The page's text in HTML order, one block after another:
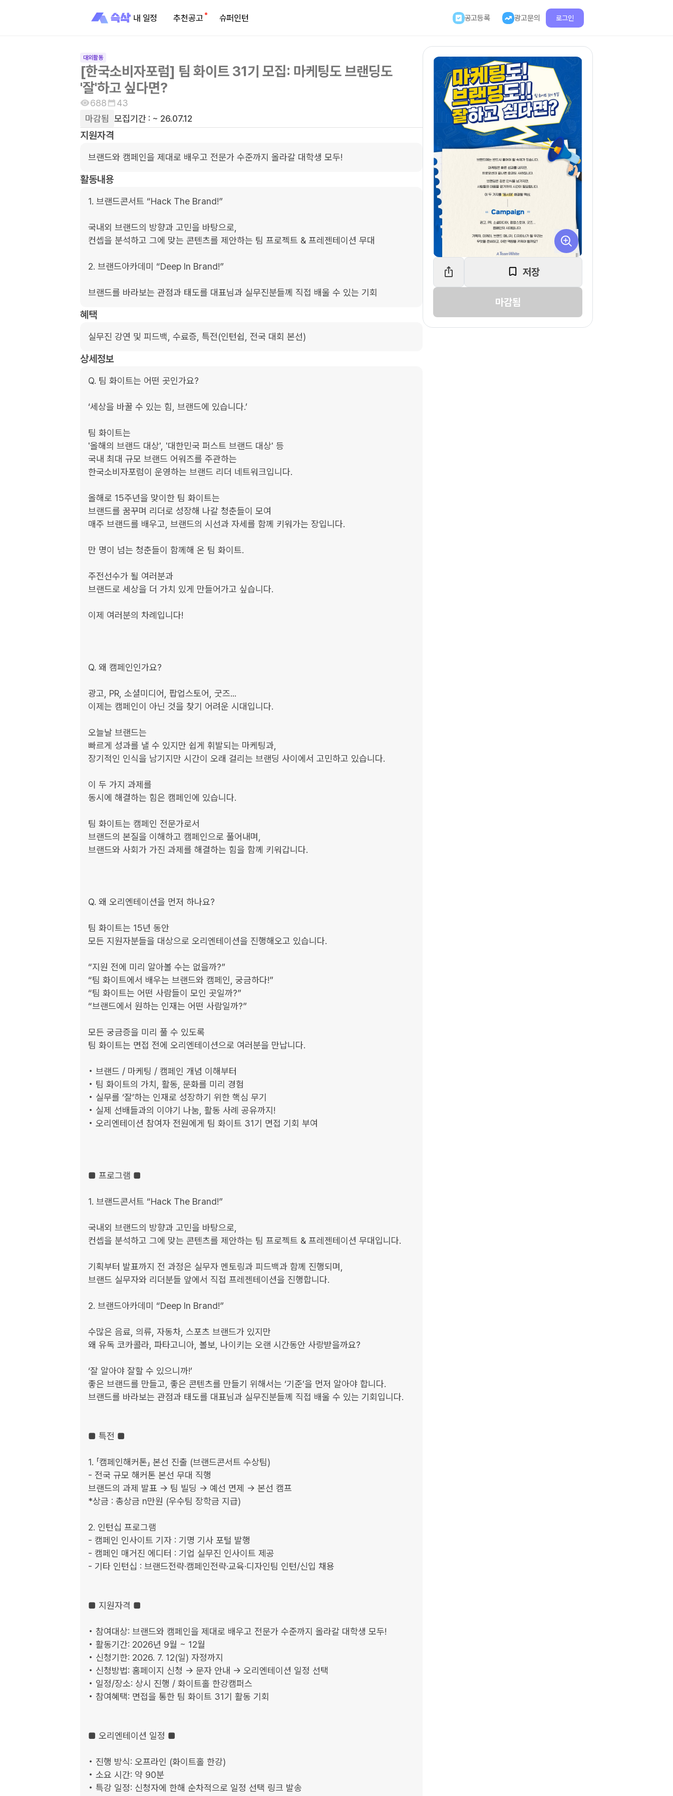
내 일정 추천공고 슈퍼인턴 공고등록 광고문의 로그인
대외활동
[한국소비자포럼] 팀 화이트 31기 모집: 마케팅도 브랜딩도
'잘'하고 싶다면?
688
43
마감됨 모집기간 : ~ 26.07.12
지원자격
브랜드와 캠페인을 제대로 배우고 전문가 수준까지 올라갈 대학생 모두!
활동내용
1. 브랜드콘서트 “Hack The Brand!”
국내외 브랜드의 방향과 고민을 바탕으로,
컨셉을 분석하고 그에 맞는 콘텐츠를 제안하는 팀 프로젝트 & 프레젠테이션 무대
2. 브랜드아카데미 “Deep In Brand!”
브랜드를 바라보는 관점과 태도를 대표님과 실무진분들께 직접 배울 수 있는 기회
혜택
실무진 강연 및 피드백, 수료증, 특전(인턴쉽, 전국 대회 본선)
상세정보
Q. 팀 화이트는 어떤 곳인가요?
‘세상을 바꿀 수 있는 힘, 브랜드에 있습니다.’
팀 화이트는
'올해의 브랜드 대상', '대한민국 퍼스트 브랜드 대상' 등
국내 최대 규모 브랜드 어워즈를 주관하는
한국소비자포럼이 운영하는 브랜드 리더 네트워크입니다.
올해로 15주년을 맞이한 팀 화이트는
브랜드를 꿈꾸며 리더로 성장해 나갈 청춘들이 모여
매주 브랜드를 배우고, 브랜드의 시선과 자세를 함께 키워가는 장입니다.
만 명이 넘는 청춘들이 함께해 온 팀 화이트.
주전선수가 될 여러분과
브랜드로 세상을 더 가치 있게 만들어가고 싶습니다.
이제 여러분의 차례입니다!
Q. 왜 캠페인인가요?
광고, PR, 소셜미디어, 팝업스토어, 굿즈...
이제는 캠페인이 아닌 것을 찾기 어려운 시대입니다.
오늘날 브랜드는
빠르게 성과를 낼 수 있지만 쉽게 휘발되는 마케팅과,
장기적인 인식을 남기지만 시간이 오래 걸리는 브랜딩 사이에서 고민하고 있습니다.
이 두 가지 과제를
동시에 해결하는 힘은 캠페인에 있습니다.
팀 화이트는 캠페인 전문가로서
브랜드의 본질을 이해하고 캠페인으로 풀어내며,
브랜드와 사회가 가진 과제를 해결하는 힘을 함께 키워갑니다.
Q. 왜 오리엔테이션을 먼저 하나요?
팀 화이트는 15년 동안
모든 지원자분들을 대상으로 오리엔테이션을 진행해오고 있습니다.
“지원 전에 미리 알아볼 수는 없을까?”
“팀 화이트에서 배우는 브랜드와 캠페인, 궁금하다!”
“팀 화이트는 어떤 사람들이 모인 곳일까?”
“브랜드에서 원하는 인재는 어떤 사람일까?”
모든 궁금증을 미리 풀 수 있도록
팀 화이트는 면접 전에 오리엔테이션으로 여러분을 만납니다.
• 브랜드 / 마케팅 / 캠페인 개념 이해부터
• 팀 화이트의 가치, 활동, 문화를 미리 경험
• 실무를 ‘잘’하는 인재로 성장하기 위한 핵심 무기
• 실제 선배들과의 이야기 나눔, 활동 사례 공유까지!
• 오리엔테이션 참여자 전원에게 팀 화이트 31기 면접 기회 부여
■ 프로그램 ■
1. 브랜드콘서트 “Hack The Brand!”
국내외 브랜드의 방향과 고민을 바탕으로,
컨셉을 분석하고 그에 맞는 콘텐츠를 제안하는 팀 프로젝트 & 프레젠테이션 무대입니다.
기획부터 발표까지 전 과정은 실무자 멘토링과 피드백과 함께 진행되며,
브랜드 실무자와 리더분들 앞에서 직접 프레젠테이션을 진행합니다.
2. 브랜드아카데미 “Deep In Brand!”
수많은 음료, 의류, 자동차, 스포츠 브랜드가 있지만
왜 유독 코카콜라, 파타고니아, 볼보, 나이키는 오랜 시간동안 사랑받을까요?
‘잘 알아야 잘할 수 있으니까!’
좋은 브랜드를 만들고, 좋은 콘텐츠를 만들기 위해서는 ‘기준’을 먼저 알아야 합니다.
브랜드를 바라보는 관점과 태도를 대표님과 실무진분들께 직접 배울 수 있는 기회입니다.
■ 특전 ■
1. 「캠페인해커톤」 본선 진출 (브랜드콘서트 수상팀)
- 전국 규모 해커톤 본선 무대 직행
브랜드의 과제 발표 → 팀 빌딩 → 예선 면제 → 본선 캠프
*상금 : 총상금 n만원 (우수팀 장학금 지급)
2. 인턴십 프로그램
- 캠페인 인사이트 기자 : 기명 기사 포털 발행
- 캠페인 매거진 에디터 : 기업 실무진 인사이트 제공
- 기타 인턴십 : 브랜드전략·캠페인전략·교육·디자인팀 인턴/신입 채용
■ 지원자격 ■
• 참여대상: 브랜드와 캠페인을 제대로 배우고 전문가 수준까지 올라갈 대학생 모두!
• 활동기간: 2026년 9월 ~ 12월
• 신청기한: 2026. 7. 12(일) 자정까지
• 신청방법: 홈페이지 신청 → 문자 안내 → 오리엔테이션 일정 선택
• 일정/장소: 상시 진행 / 화이트홀 한강캠퍼스
• 참여혜택: 면접을 통한 팀 화이트 31기 활동 기회
■ 오리엔테이션 일정 ■
• 진행 방식: 오프라인 (화이트홀 한강)
• 소요 시간: 약 90분
• 특강 일정: 신청자에 한해 순차적으로 일정 선택 링크 발송
저장
마감됨